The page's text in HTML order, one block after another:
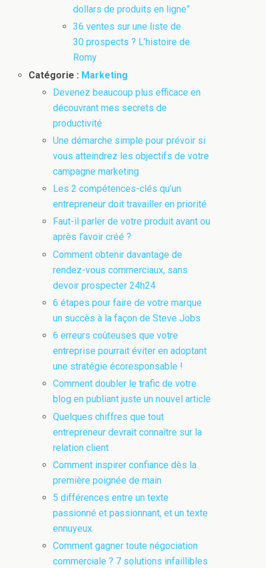
dollars de produits en ligne”
36 ventes sur une liste de
30 prospects ? L’histoire de
Romy
Catégorie : Marketing
Devenez beaucoup plus efficace en
découvrant mes secrets de
productivité
Une démarche simple pour prévoir si
vous atteindrez les objectifs de votre
campagne marketing
Les 2 compétences-clés qu’un
entrepreneur doit travailler en priorité
Faut-il parler de votre produit avant ou
après l’avoir créé ?
Comment obtenir davantage de
rendez-vous commerciaux, sans
devoir prospecter 24h24
6 étapes pour faire de votre marque
un succès à la façon de Steve Jobs
6 erreurs coûteuses que votre
entreprise pourrait éviter en adoptant
une stratégie écoresponsable !
Comment doubler le trafic de votre
blog en publiant juste un nouvel article
Quelques chiffres que tout
entrepreneur devrait connaître sur la
relation client
Comment inspirer confiance dès la
première poignée de main
5 différences entre un texte
passionné et passionnant, et un texte
ennuyeux.
Comment gagner toute négociation
commerciale ? 7 solutions infaillibles